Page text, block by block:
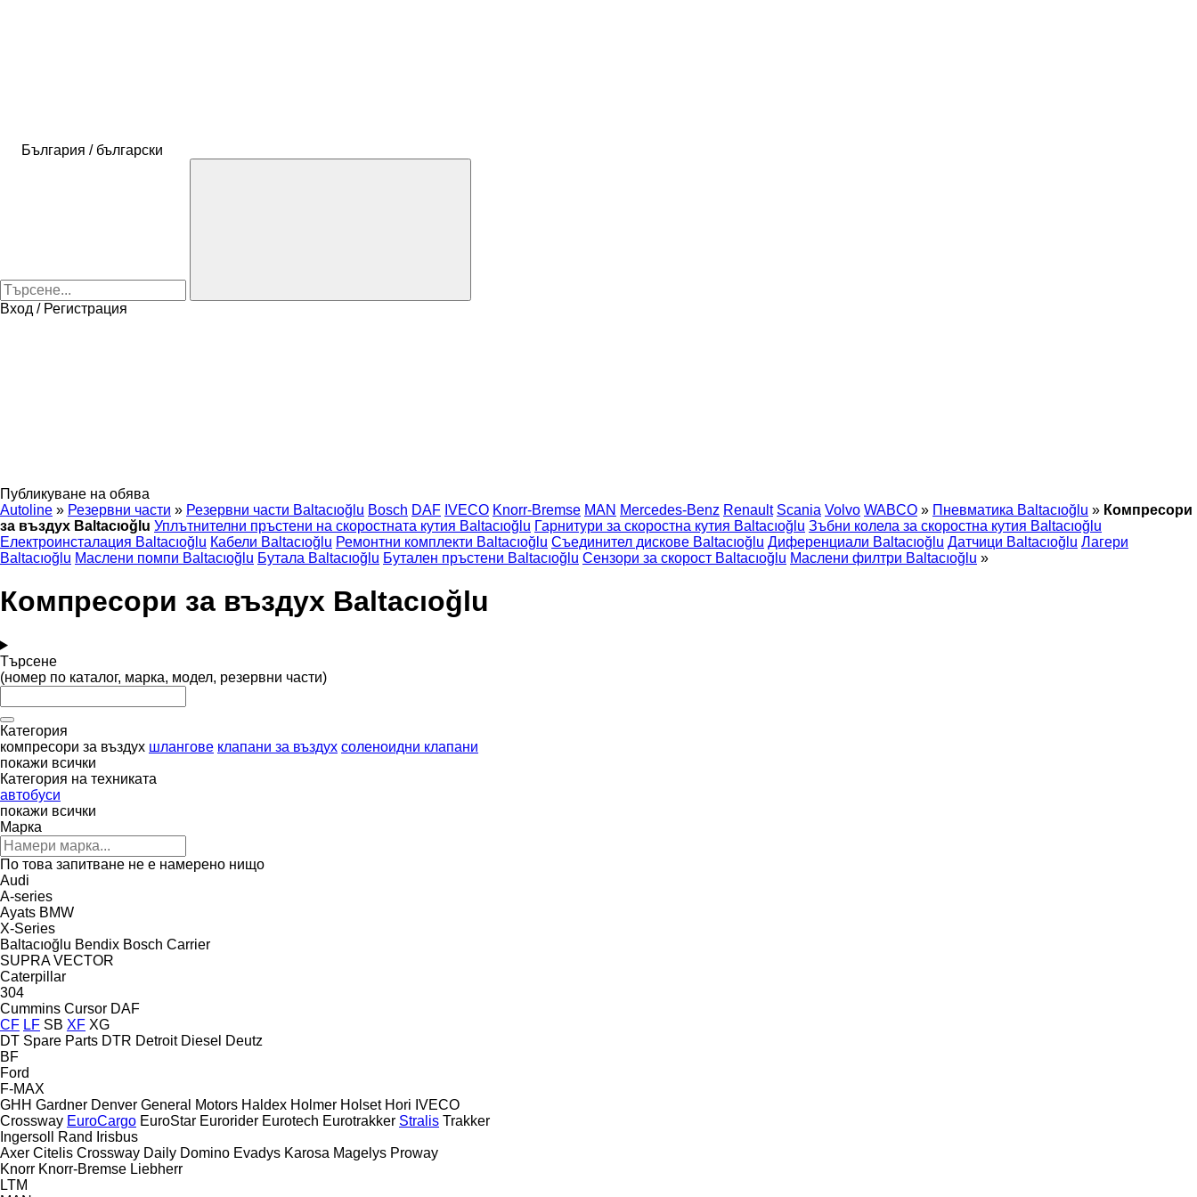
България / български
Вход / Регистрация
Публикуване на обява
Autoline » Резервни части » Резервни части Baltacıoğlu Bosch DAF IVECO Knorr-Bremse MAN Mercedes-Benz Renault Scania Volvo WABCO » Пневматика Baltacıoğlu » Компресори
за въздух Baltacıoğlu Уплътнителни пръстени на скоростната кутия Baltacıoğlu Гарнитури за скоростна кутия Baltacıoğlu Зъбни колела за скоростна кутия Baltacıoğlu
Електроинсталация Baltacıoğlu Кабели Baltacıoğlu Ремонтни комплекти Baltacıoğlu Съединител дискове Baltacıoğlu Диференциали Baltacıoğlu Датчици Baltacıoğlu Лагери
Baltacıoğlu Маслени помпи Baltacıoğlu Бутала Baltacıoğlu Бутален пръстени Baltacıoğlu Сензори за скорост Baltacıoğlu Маслени филтри Baltacıoğlu »
Компресори за въздух Baltacıoğlu
Търсене
(номер по каталог, марка, модел, резервни части)
Категория
компресори за въздух шлангове клапани за въздух соленоидни клапани
покажи всички
Категория на техниката
автобуси
покажи всички
Марка
По това запитване не е намерено нищо
Audi
A-series
Ayats BMW
X-Series
Baltacıoğlu Bendix Bosch Carrier
SUPRA VECTOR
Caterpillar
304
Cummins Cursor DAF
CF LF SB XF XG
DT Spare Parts DTR Detroit Diesel Deutz
BF
Ford
F-MAX
GHH Gardner Denver General Motors Haldex Holmer Holset Hori IVECO
Crossway EuroCargo EuroStar Eurorider Eurotech Eurotrakker Stralis Trakker
Ingersoll Rand
Irisbus
Axer Citelis Crossway Daily Domino Evadys Karosa Magelys Proway
Knorr Knorr-Bremse Liebherr
LTM